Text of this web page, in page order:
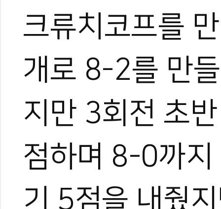
크류치코프를
개로 8-2를 만
지만 3회전 초
점하며 8-0까지
기 5점을 내줬